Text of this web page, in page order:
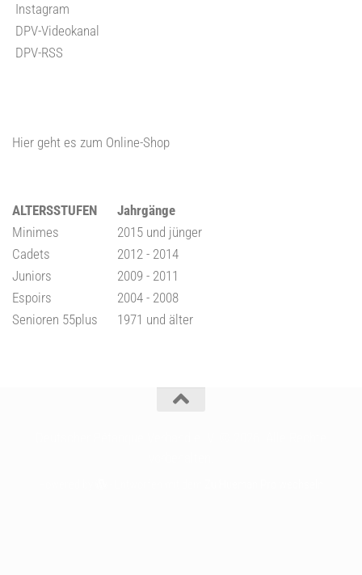
Instagram
DPV-Videokanal
DPV-RSS
Hier geht es zum Online-Shop
ALTERSSTUFEN
Jahrgänge
Minimes
2015 und jünger
Cadets
2012 - 2014
Juniors
2009 - 2011
Espoirs
2004 - 2008
Senioren 55plus
1971 und älter